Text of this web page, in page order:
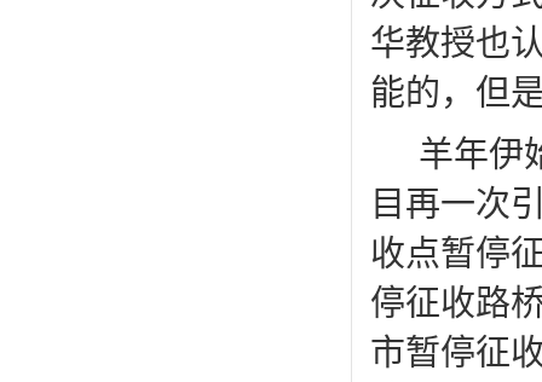
华教授也
能的，但
羊年伊
目再一次
收点暂停
停征收路
市暂停征